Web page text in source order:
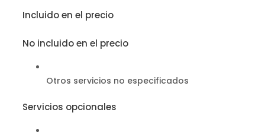
Incluido en el precio
No incluido en el precio
Otros servicios no especificados
Servicios opcionales